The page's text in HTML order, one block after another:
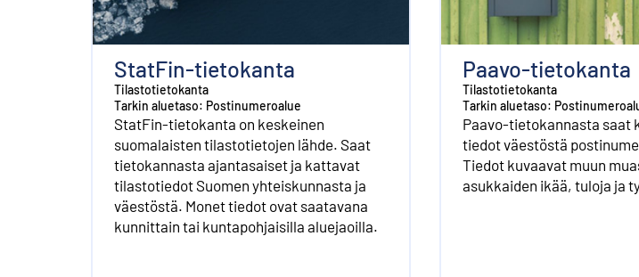
StatFin-tietokanta
Tilastotietokanta
Tarkin aluetaso: Postinumeroalue
StatFin-tietokanta on keskeinen
suomalaisten tilastotietojen lähde. Saat
tietokannasta ajantasaiset ja kattavat
tilastotiedot Suomen yhteiskunnasta ja
väestöstä. Monet tiedot ovat saatavana
kunnittain tai kuntapohjaisilla aluejaoilla.
Paavo-tietokanta
Tilastotietokanta
Tarkin aluetaso:
Paavo-tietokannasta saat
tiedot väestöstä
Tiedot kuvaavat muun
asukkaiden ikää, tuloja ja